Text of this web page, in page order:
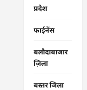
प्रदेश
फाईनेंस
बलौदाबाजार
ज़िला
बस्तर जिला